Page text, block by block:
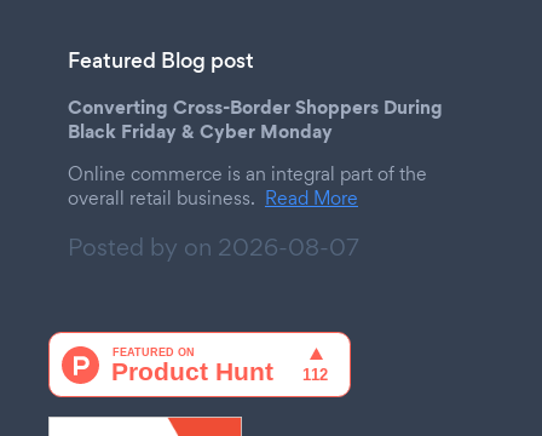
Featured Blog post
Converting Cross-Border Shoppers During
Black Friday & Cyber Monday
Online commerce is an integral part of the
overall retail business. Read More
Posted by on 2026-08-07